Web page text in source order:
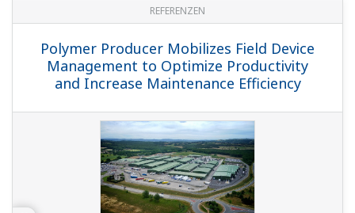
REFERENZEN
Polymer Producer Mobilizes Field Device
Management to Optimize Productivity
and Increase Maintenance Efficiency